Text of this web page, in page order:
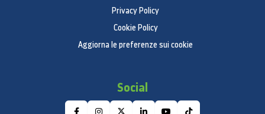
Privacy Policy
Cookie Policy
Aggiorna le preferenze sui cookie
Social